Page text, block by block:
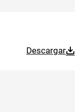
Descargar